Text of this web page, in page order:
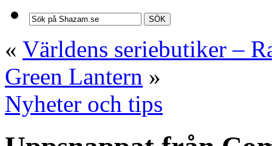
SÖK
« Världens seriebutiker –
Green Lantern »
Nyheter och tips